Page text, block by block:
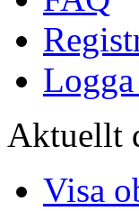
Aktuellt
Visa